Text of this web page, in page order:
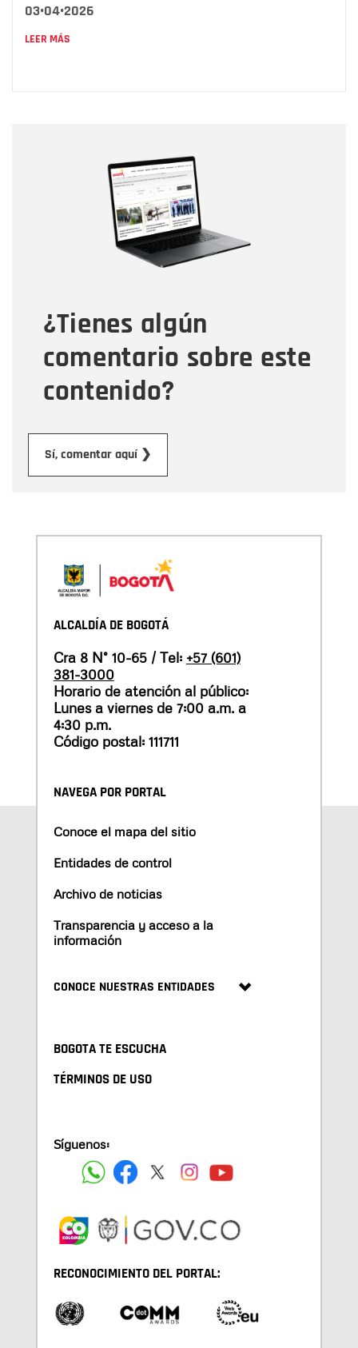
03•04•2026
LEER MÁS
¿Tienes algún
comentario sobre este
contenido?
Sí, comentar aquí ❯
Correo electrónico
Tipo de comentario
Mensaje
ALCALDÍA DE BOGOTÁ
Cra 8 N° 10-65 / Tel: +57 (601)
381-3000
Horario de atención al público:
Lunes a viernes de 7:00 a.m. a
4:30 p.m.
Código postal: 111711
NAVEGA POR PORTAL
Conoce el mapa del sitio
Entidades de control
Archivo de noticias
Transparencia y acceso a la
información
CONOCE NUESTRAS ENTIDADES
BOGOTA TE ESCUCHA
TÉRMINOS DE USO
Síguenos:
RECONOCIMIENTO DEL PORTAL: